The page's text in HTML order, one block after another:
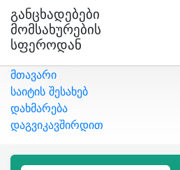
Განცხადებები
Მომსახურების
Სფეროდან
მთავარი
საიტის შესახებ
დახმარება
დაგვიკავშირდით